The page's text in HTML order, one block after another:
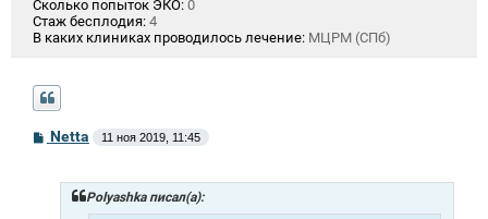
Сколько попыток ЭКО: 0
Стаж бесплодия: 4
В каких клиниках проводилось лечение: МЦРМ (СПб)
СNetta 11 ноя 2019, 11:45
Polyashka писал(а):